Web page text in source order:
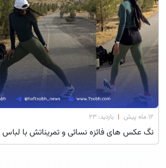
۱۲ ماه پیش | بازدید: 23
نگ عکس های فائزه نسائی و تمریناتش با